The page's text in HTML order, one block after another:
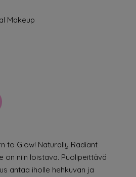
Makeup
to Glow! Naturally Radiant
on niin loistava. Puolipeittävä
antaa iholle hehkuvan ja